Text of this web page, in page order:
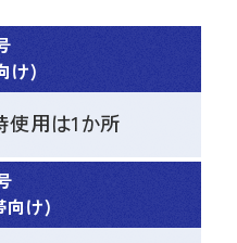
け)
使用は1か所
向け)